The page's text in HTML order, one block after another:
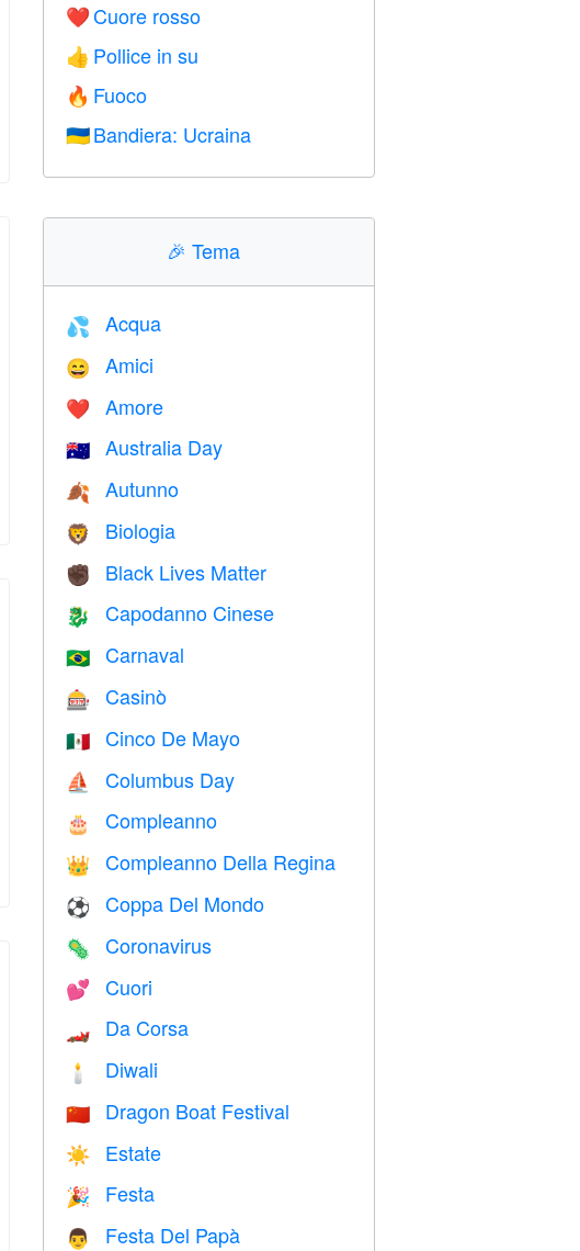
❤️ Cuore rosso
👍 Pollice in su
🔥 Fuoco
🇺🇦 Bandiera: Ucraina
🎉Tema
💦 Acqua
😄 Amici
❤️️ Amore
🇦🇺 Australia Day
🍂 Autunno
🦁 Biologia
✊🏿 Black Lives Matter
🐉 Capodanno Cinese
🇧🇷 Carnaval
🎰 Casinò
🇲🇽 Cinco De Mayo
⛵️ Columbus Day
🎂 Compleanno
👑 Compleanno Della Regina
⚽ Coppa Del Mondo
🦠 Coronavirus
💕 Cuori
🏎 Da Corsa
🕯 Diwali
🇨🇳 Dragon Boat Festival
☀️ Estate
🎉 Festa
👨 Festa Del Papà